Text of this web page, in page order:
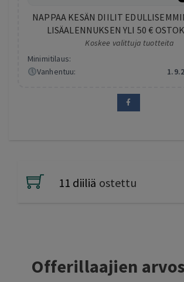
NAPPAA KESÄN DIILIT
LISÄALENNUKSEN YLI 50 €
Koskee valittuja tuotteita
Minimitilaus:
Vanhentuu:
11 diiliä ostettu
Offerillaajien